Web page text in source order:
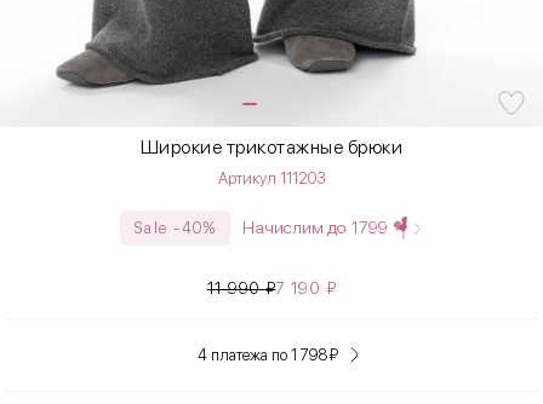
Широкие трикотажные брюки
Артикул 111203
Sale -40% Начислим до 1799
11 990₽7 190 ₽
4 платежа по 1 798₽